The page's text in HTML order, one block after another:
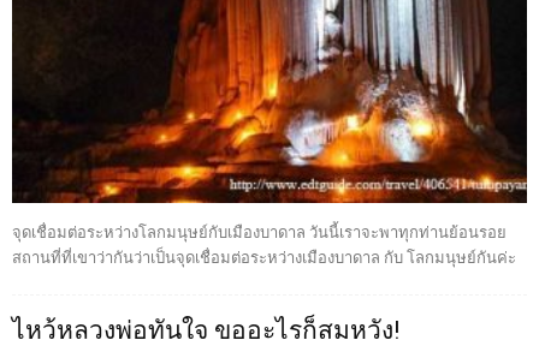
จุดเชื่อมต่อระหว่างโลกมนุษย์กับเมืองบาดาล วันนี้เราจะพาทุกท่านย้อนรอย
สถานที่ที่เขาว่ากันว่าเป็นจุดเชื่อมต่อระหว่างเมืองบาดาล กับ โลกมนุษย์กันค่ะ
ไหว้หลวงพ่อทันใจ ขออะไรก็สมหวัง!